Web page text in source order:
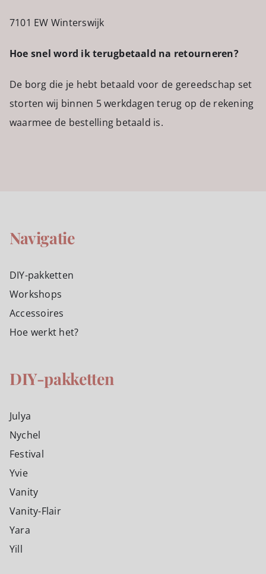
7101 EW Winterswijk
Hoe snel word ik terugbetaald na retourneren?
De borg die je hebt betaald voor de gereedschap set
storten wij binnen 5 werkdagen terug op de rekening
waarmee de bestelling betaald is.
Navigatie
DIY-pakketten
Workshops
Accessoires
Hoe werkt het?
DIY-pakketten
Julya
Nychel
Festival
Yvie
Vanity
Vanity-Flair
Yara
Yill